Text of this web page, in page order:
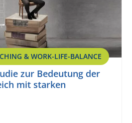
& WORK-LIFE-BALANCE
zur Bedeutung der
mit starken